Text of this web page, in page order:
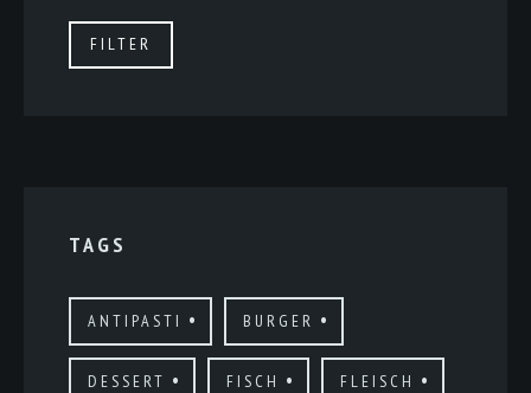
FILTER
TAGS
ANTIPASTI BURGER
DESSERT FISCH FLEISCH